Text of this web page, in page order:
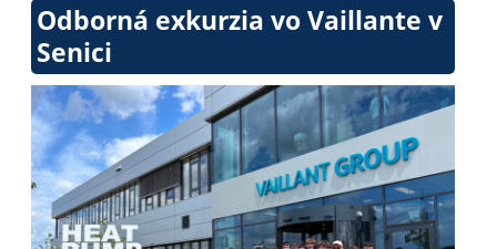
Odborná exkurzia vo Vaillante v
Senici